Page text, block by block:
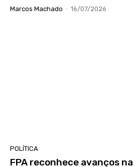
Marcos Machado - 16/07/2026
POLÍTICA
FPA reconhece avanços